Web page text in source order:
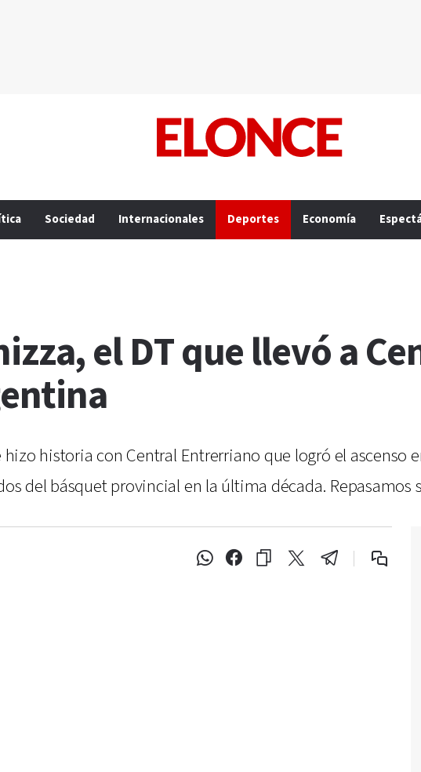
Sociedad Internacionales Deportes Economía
el DT que llevó a
historia con Central Entrerriano que logró el ascenso
del básquet provincial en la última década. Repasamos